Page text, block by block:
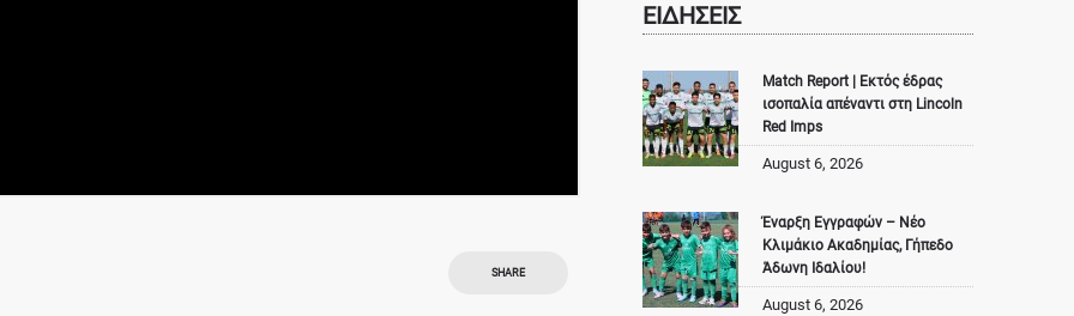
SHARE
ΕΙΔΗΣΕΙΣ
Match Report | Εκτός έδρας
ισοπαλία απέναντι στη Lincoln
Red Imps
August 6, 2026
Έναρξη Εγγραφών – Νέο
Κλιμάκιο Ακαδημίας, Γήπεδο
Άδωνη Ιδαλίου!
August 6, 2026